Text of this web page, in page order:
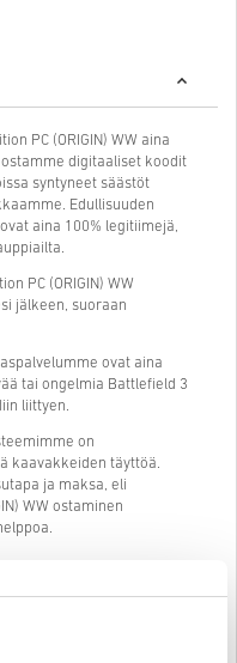
PC (ORIGIN) WW aina
digitaaliset koodit
syntyneet säästöt
Edullisuuden
aina 100% legitiimejä,
PC (ORIGIN) WW
jälkeen, suoraan
ovat aina
tai ongelmia Battlefield 3
liittyen.
on
kaavakkeiden täyttöä.
ja maksa, eli
WW ostaminen